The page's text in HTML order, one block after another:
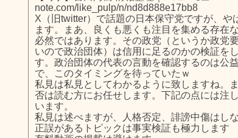
note.com/like_pulp/n/nd8d888e17bb8
X（旧twitter）で話題の日本保守党ですが、や
ます。まあ、良くも悪くも注目を集める存在
必然ではあります。その政党（というか政党
いので政治団体）は信用に足るのかの検証を
す。政治団体の代表の言動を確認するのは公
で、このタイミングを待っていたｗ
私見は私見としてわかるように致しますね。
否は読む方にお任せします。下記の点には注
います。
私見は述べますが、人格否定、誹謗中傷はし
正誤があるトピックは事実検証も極力します